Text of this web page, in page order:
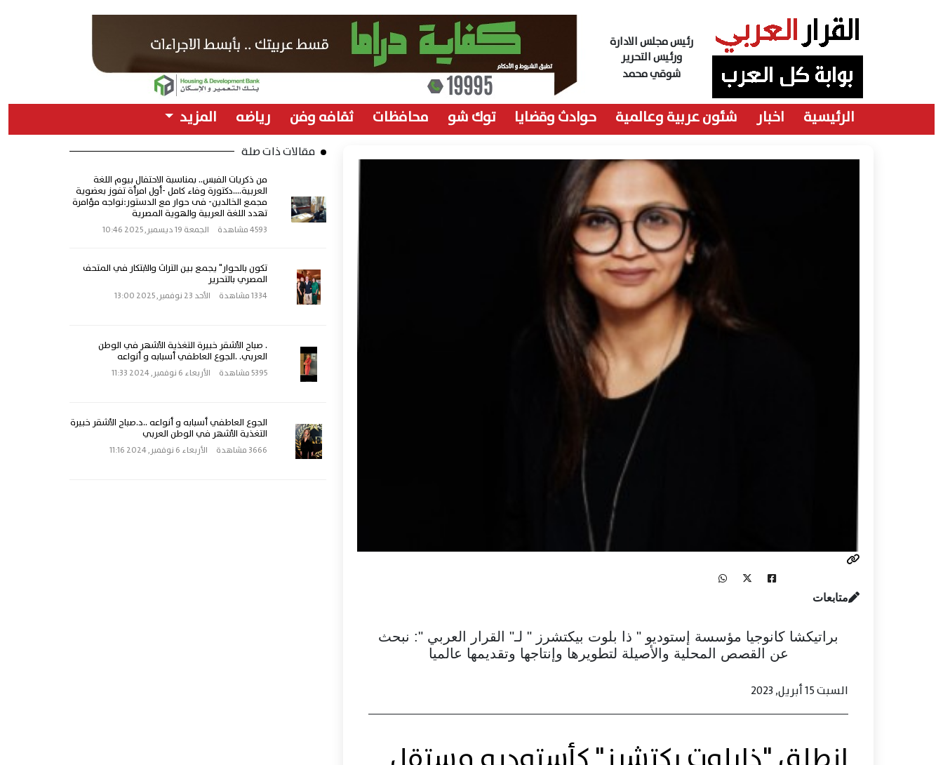
رئيس مجلس الادارة
ورئيس التحرير
شوقي محمد
الرئيسية اخبار شئون عربية وعالمية حوادث وقضايا توك شو محافظات ثقافه وفن رياضه المزيد
متابعات
براتيكشا كانوجيا مؤسسة إستوديو " ذا بلوت بيكتشرز " لـ" القرار العربي ": نبحث
عن القصص المحلية والأصيلة لتطويرها وإنتاجها وتقديمها عالميا
السبت 15 أبريل, 2023
مقالات ذات صلة
من ذكريات الفبس.. بمناسبة الاحتفال بيوم اللغة
العربية....دكتورة وفاء كامل -أول امرأة تفوز بعضوية
مجمع الخالدين- فى حوار مع الدستور:نواجه مؤامرة
تهدد اللغة العربية والهوية المصرية
4593 مشاهدة الجمعة 19 ديسمبر, 2025 10:46
تكون بالحوار" يجمع بين التراث والابتكار في المتحف
المصري بالتحرير
1334 مشاهدة الأحد 23 نوفمبر, 2025 13:00
. صباح الأشقر خبيرة التغذية الأشهر في الوطن
العربي. .الجوع العاطفي أسبابه و أنواعه
5395 مشاهدة الأربعاء 6 نوفمبر, 2024 11:33
الجوع العاطفي أسبابه و أنواعه ..د.صباح الأشقر خبيرة
التغذية الأشهر في الوطن العربي
3666 مشاهدة الأربعاء 6 نوفمبر, 2024 11:16